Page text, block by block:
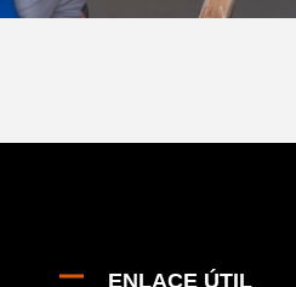
ENLACE ÚTIL